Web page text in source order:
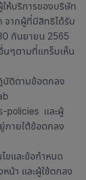
ห้บริการของบริษัท
จากผู้ที่มีสิทธิได้รับ
กันยายน 2565
นๆตามที่แกร็บเห็น
บัติตามข้อตกลง
policies และผู้
ภายใต้ข้อตกลง
ขและข้อกำหนด
น้า และผู้ใช้ตกลง